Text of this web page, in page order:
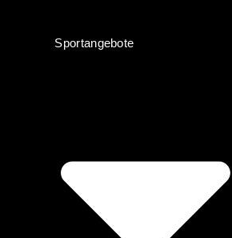
Sportangebote